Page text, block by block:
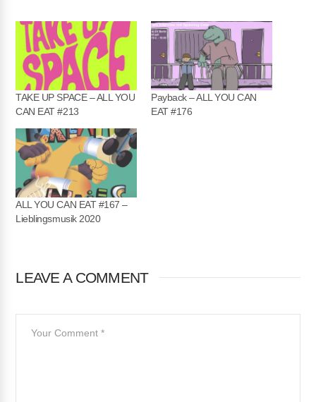
TAKE UP SPACE – ALL YOU
CAN EAT #213
Payback – ALL YOU CAN
EAT #176
ALL YOU CAN EAT #167 –
Lieblingsmusik 2020
LEAVE A COMMENT